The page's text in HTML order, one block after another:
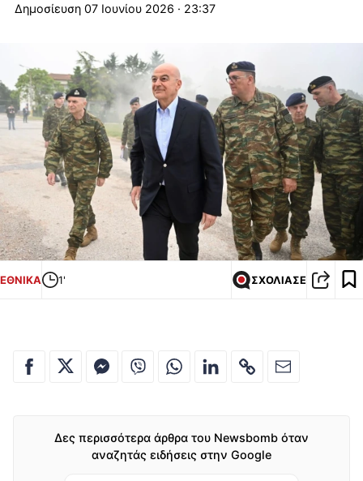
07 Ιουνίου 2026 · 23:37
ΕΘΝΙΚΑ 1' ΣΧΟΛΙΑΣΕ
Δες περισσότερα άρθρα του Newsbomb όταν
αναζητάς ειδήσεις στην Google